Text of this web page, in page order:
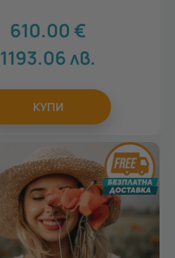
610.00€
1193.06лв.
КУПИ